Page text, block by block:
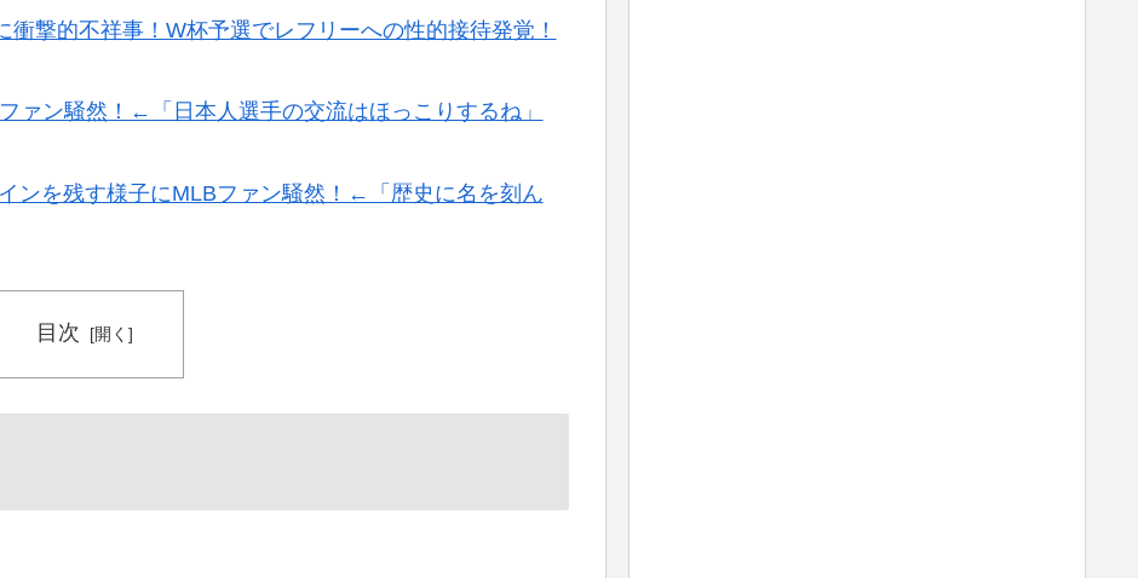
撃的不祥事！W杯予選でレフリーへの性的接待発覚！
ァン騒然！←「日本人選手の交流はほっこりするね」
ンを残す様子にMLBファン騒然！←「歴史に名を刻ん
目次